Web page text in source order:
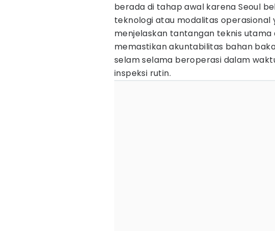
berada di tahap awal karena Seoul
teknologi atau modalitas operasional
menjelaskan tantangan teknis
memastikan akuntabilitas bahan
selam selama beroperasi dalam
inspeksi rutin.